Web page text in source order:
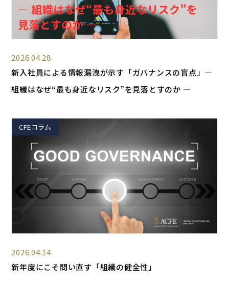
2026.04.28
新入社員による情報漏洩が示す「ガバナンスの盲点」―
組織はなぜ“最も身近なリスク”を見落とすのか ―
CFEコラム
2026.04.14
新年度にこそ問い直す「組織の健全性」